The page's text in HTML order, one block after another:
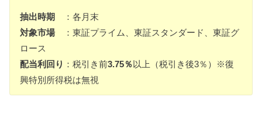
抽出時期
：各月末
対象市場
：東証プライム、東証スタンダード、東証グ
ロース
配当利回り ：税引き前3.75％以上（税引き後3％）※復
興特別所得税は無視